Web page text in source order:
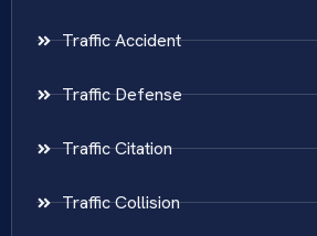
Traffic Accident
Traffic Defense
Traffic Citation
Traffic Collision